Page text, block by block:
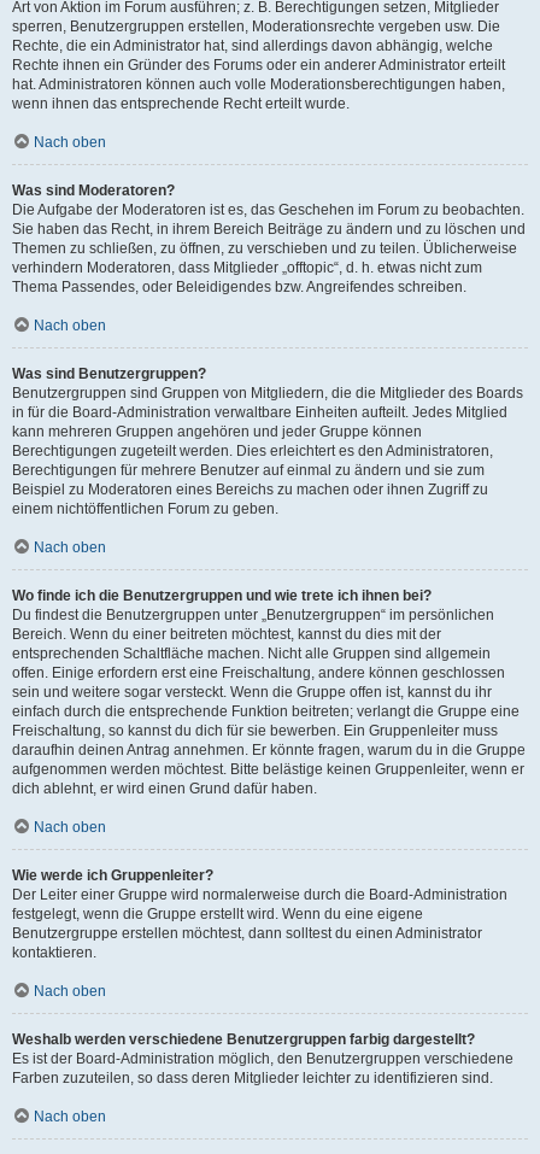
Art von Aktion im Forum ausführen; z. B. Berechtigungen setzen, Mitglieder
sperren, Benutzergruppen erstellen, Moderationsrechte vergeben usw. Die
Rechte, die ein Administrator hat, sind allerdings davon abhängig, welche
Rechte ihnen ein Gründer des Forums oder ein anderer Administrator erteilt
hat. Administratoren können auch volle Moderationsberechtigungen haben,
wenn ihnen das entsprechende Recht erteilt wurde.
Nach oben
Was sind Moderatoren?
Die Aufgabe der Moderatoren ist es, das Geschehen im Forum zu beobachten.
Sie haben das Recht, in ihrem Bereich Beiträge zu ändern und zu löschen und
Themen zu schließen, zu öffnen, zu verschieben und zu teilen. Üblicherweise
verhindern Moderatoren, dass Mitglieder „offtopic“, d. h. etwas nicht zum
Thema Passendes, oder Beleidigendes bzw. Angreifendes schreiben.
Nach oben
Was sind Benutzergruppen?
Benutzergruppen sind Gruppen von Mitgliedern, die die Mitglieder des Boards
in für die Board-Administration verwaltbare Einheiten aufteilt. Jedes Mitglied
kann mehreren Gruppen angehören und jeder Gruppe können
Berechtigungen zugeteilt werden. Dies erleichtert es den Administratoren,
Berechtigungen für mehrere Benutzer auf einmal zu ändern und sie zum
Beispiel zu Moderatoren eines Bereichs zu machen oder ihnen Zugriff zu
einem nichtöffentlichen Forum zu geben.
Nach oben
Wo finde ich die Benutzergruppen und wie trete ich ihnen bei?
Du findest die Benutzergruppen unter „Benutzergruppen“ im persönlichen
Bereich. Wenn du einer beitreten möchtest, kannst du dies mit der
entsprechenden Schaltfläche machen. Nicht alle Gruppen sind allgemein
offen. Einige erfordern erst eine Freischaltung, andere können geschlossen
sein und weitere sogar versteckt. Wenn die Gruppe offen ist, kannst du ihr
einfach durch die entsprechende Funktion beitreten; verlangt die Gruppe eine
Freischaltung, so kannst du dich für sie bewerben. Ein Gruppenleiter muss
daraufhin deinen Antrag annehmen. Er könnte fragen, warum du in die Gruppe
aufgenommen werden möchtest. Bitte belästige keinen Gruppenleiter, wenn er
dich ablehnt, er wird einen Grund dafür haben.
Nach oben
Wie werde ich Gruppenleiter?
Der Leiter einer Gruppe wird normalerweise durch die Board-Administration
festgelegt, wenn die Gruppe erstellt wird. Wenn du eine eigene
Benutzergruppe erstellen möchtest, dann solltest du einen Administrator
kontaktieren.
Nach oben
Weshalb werden verschiedene Benutzergruppen farbig dargestellt?
Es ist der Board-Administration möglich, den Benutzergruppen verschiedene
Farben zuzuteilen, so dass deren Mitglieder leichter zu identifizieren sind.
Nach oben